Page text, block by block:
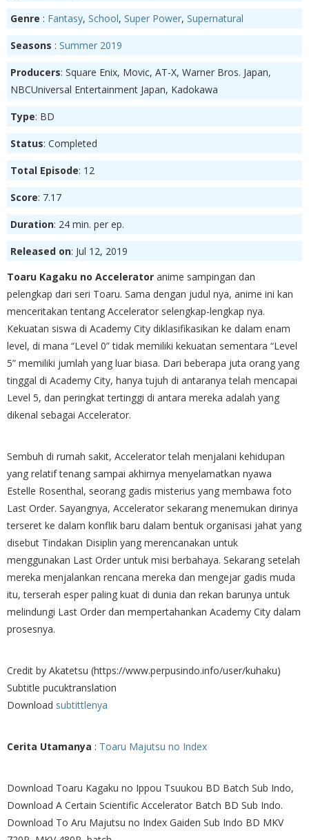
Genre : Fantasy, School, Super Power, Supernatural
Seasons : Summer 2019
Producers: Square Enix, Movic, AT-X, Warner Bros. Japan,
NBCUniversal Entertainment Japan, Kadokawa
Type: BD
Status: Completed
Total Episode: 12
Score: 7.17
Duration: 24 min. per ep.
Released on: Jul 12, 2019
Toaru Kagaku no Accelerator anime sampingan dan
pelengkap dari seri Toaru. Sama dengan judul nya, anime ini kan
menceritakan tentang Accelerator selengkap-lengkap nya.
Kekuatan siswa di Academy City diklasifikasikan ke dalam enam
level, di mana “Level 0” tidak memiliki kekuatan sementara “Level
5” memiliki jumlah yang luar biasa. Dari beberapa juta orang yang
tinggal di Academy City, hanya tujuh di antaranya telah mencapai
Level 5, dan peringkat tertinggi di antara mereka adalah yang
dikenal sebagai Accelerator.
Sembuh di rumah sakit, Accelerator telah menjalani kehidupan
yang relatif tenang sampai akhirnya menyelamatkan nyawa
Estelle Rosenthal, seorang gadis misterius yang membawa foto
Last Order. Sayangnya, Accelerator sekarang menemukan dirinya
terseret ke dalam konflik baru dalam bentuk organisasi jahat yang
disebut Tindakan Disiplin yang merencanakan untuk
menggunakan Last Order untuk misi berbahaya. Sekarang setelah
mereka menjalankan rencana mereka dan mengejar gadis muda
itu, terserah esper paling kuat di dunia dan rekan barunya untuk
melindungi Last Order dan mempertahankan Academy City dalam
prosesnya.
Credit by Akatetsu (https://www.perpusindo.info/user/kuhaku)
Subtitle pucuktranslation
Download subtittlenya
Cerita Utamanya : Toaru Majutsu no Index
Download Toaru Kagaku no Ippou Tsuukou BD Batch Sub Indo,
Download A Certain Scientific Accelerator Batch BD Sub Indo.
Download To Aru Majutsu no Index Gaiden Sub Indo BD MKV